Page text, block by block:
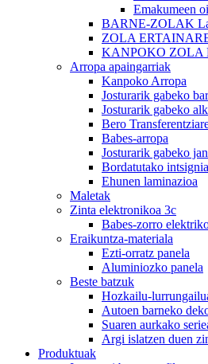
Emakumeen
BARNE-ZOLAK
ZOLA
KANPOKO ZOLA
Arropa apaingarriak
Kanpoko Arropa
Josturarik gabeko
Josturarik gabeko
Bero
Babes-arropa
Josturarik gabeko
Bordatutako intsignia
Ehunen laminazioa
Maletak
Zinta elektronikoa 3c
Babes-zorro
Eraikuntza-materiala
Ezti-orratz panela
Aluminiozko panela
Beste batzuk
Hozkailu-
Autoen barneko
Suaren aurkako
Argi islatzen duen
Produktuak